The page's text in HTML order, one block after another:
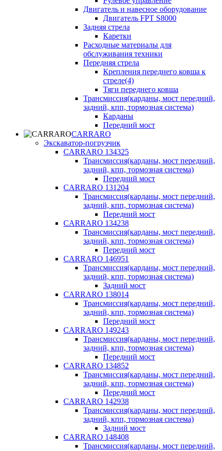
Двигатель и навесное оборудование
Двигатель FPT S8000
Задняя стрела
Каретки
Расходные материалы для
обслуживания техники
Передняя стрела
Крепления переднего ковша к
стреле(4)
Тяги переднего ковша
Трансмиссия(карданы, мост передний,
задний, кпп, тормозная система)
Карданы
Передний мост
CARRARO
Экскаватор-погрузчик
CARRARO 134325
Трансмиссия(карданы, мост передний,
задний, кпп, тормозная система)
Передний мост
CARRARO 131204
Трансмиссия(карданы, мост передний,
задний, кпп, тормозная система)
Передний мост
CARRARO 134238
Трансмиссия(карданы, мост передний,
задний, кпп, тормозная система)
Передний мост
CARRARO 146951
Трансмиссия(карданы, мост передний,
задний, кпп, тормозная система)
Задний мост
CARRARO 138014
Трансмиссия(карданы, мост передний,
задний, кпп, тормозная система)
Передний мост
CARRARO 149243
Трансмиссия(карданы, мост передний,
задний, кпп, тормозная система)
Передний мост
CARRARO 134852
Трансмиссия(карданы, мост передний,
задний, кпп, тормозная система)
Передний мост
CARRARO 142938
Трансмиссия(карданы, мост передний,
задний, кпп, тормозная система)
Задний мост
CARRARO 148408
Трансмиссия(карданы, мост передний,